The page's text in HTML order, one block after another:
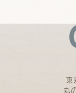
東
丸